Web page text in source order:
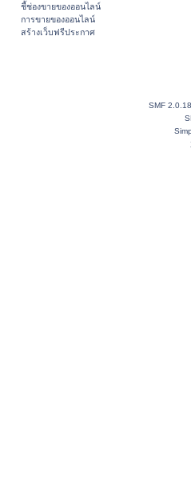
ชี้ช่องขายของออนไลน์
การขายของออนไลน์
สร้างเว็บฟรีประกาศ
SMF 2.0.18